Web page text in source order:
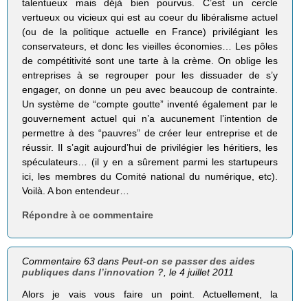
talentueux mais déjà bien pourvus. C’est un cercle
vertueux ou vicieux qui est au coeur du libéralisme actuel
(ou de la politique actuelle en France) privilégiant les
conservateurs, et donc les vieilles économies… Les pôles
de compétitivité sont une tarte à la crème. On oblige les
entreprises à se regrouper pour les dissuader de s’y
engager, on donne un peu avec beaucoup de contrainte.
Un système de “compte goutte” inventé également par le
gouvernement actuel qui n’a aucunement l’intention de
permettre à des “pauvres” de créer leur entreprise et de
réussir. Il s’agit aujourd’hui de privilégier les héritiers, les
spéculateurs… (il y en a sûrement parmi les startupeurs
ici, les membres du Comité national du numérique, etc).
Voilà. A bon entendeur…
Répondre à ce commentaire
Commentaire 63 dansPeut-on se passer des aides
publiques dans l’innovation ? , le 4 juillet 2011
Alors je vais vous faire un point. Actuellement, la